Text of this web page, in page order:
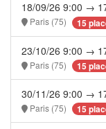
18/09/26 9:00 →
Paris (75) 15
23/10/26 9:00 →
Paris (75) 15
30/11/26 9:00 →
Paris (75) 15